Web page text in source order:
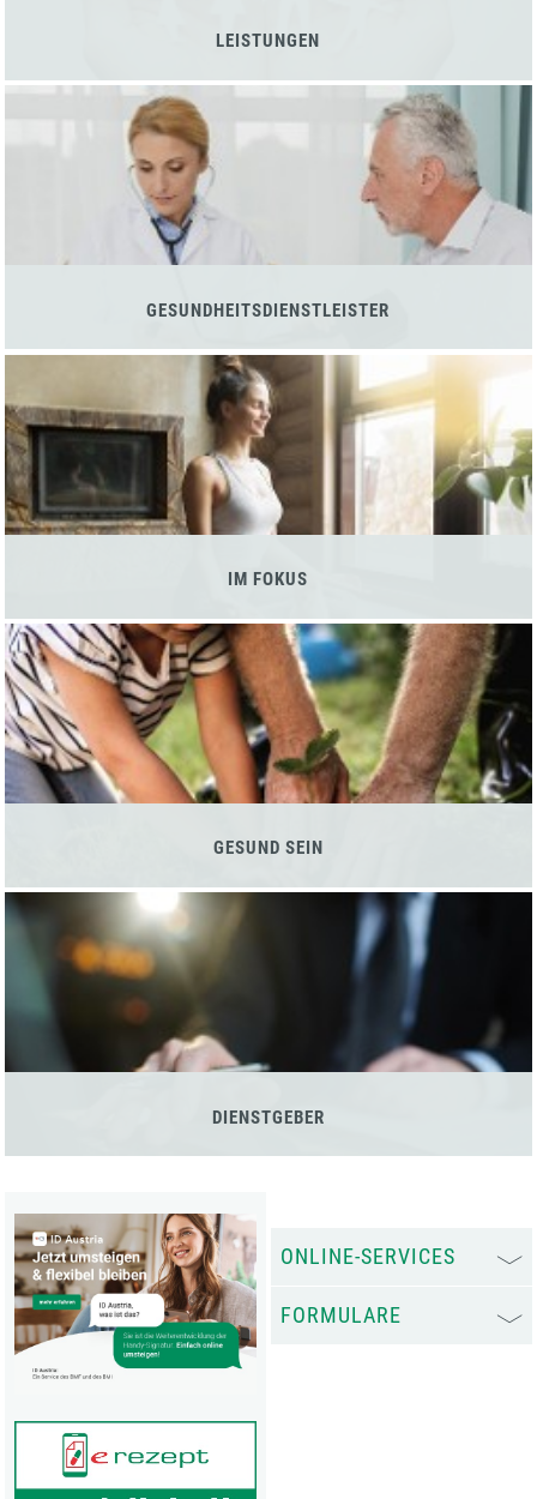
LEISTUNGEN
GESUNDHEITSDIENSTLEISTER
IM FOKUS
GESUND SEIN
DIENSTGEBER
ONLINE-SERVICES
FORMULARE